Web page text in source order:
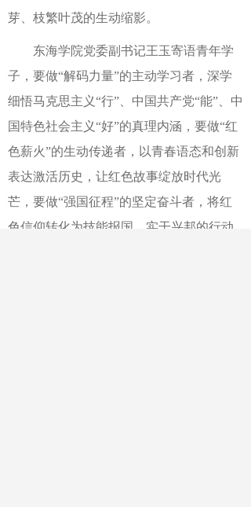
芽、枝繁叶茂的生动缩影。
东海学院党委副书记王玉寄语青年学
子，要做“解码力量”的主动学习者，深学
细悟马克思主义“行”、中国共产党“能”、中
国特色社会主义“好”的真理内涵，要做“红
色薪火”的生动传递者，以青春语态和创新
表达激活历史，让红色故事绽放时代光
芒，要做“强国征程”的坚定奋斗者，将红
色信仰转化为技能报国、实干兴邦的行动